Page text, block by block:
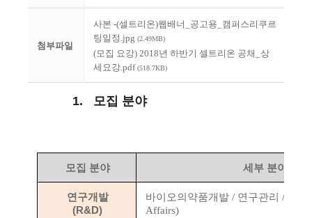
첨부파일
사본 -(셀트리온)웹배너_공고용_캠퍼스리쿠르
팅일정.jpg (2.49MB)
(모집 요강) 2018년 하반기 셀트리온 공채_상
세요강.pdf(518.7KB)
1. 모집 분야
모집 분야 세부 분야
연구개발
(R&D)
바이오의약품개발 / 연구관리 / RA(
Affairs)